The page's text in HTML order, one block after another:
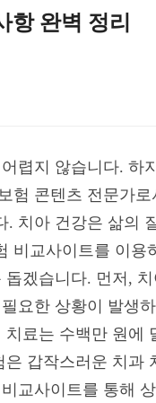
항 완벽 정리
렵지 않습니다. 하
험 콘텐츠 전문가로
치아 건강은 삶의
비교사이트를 이용
겠습니다. 먼저,
요한 상황이 발생
료는 수백만 원에
갑작스러운 치과
교사이트를 통해